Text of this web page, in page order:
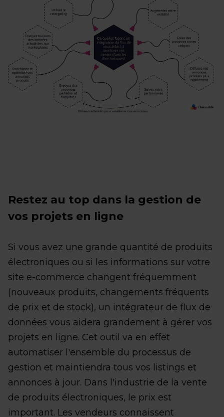
Restez au top dans la gestion de
vos projets en ligne
Si vous avez une grande quantité de produits
électroniques ou si les informations sur votre
site e-commerce changent fréquemment
(nouveaux produits, changements fréquents
de prix et de stock), un intégrateur de flux de
données vous aidera grandement à gérer vos
projets en ligne. Cet outil va en effet
automatiser l'ensemble du processus de
gestion et maintiendra tous vos listings et
annonces à jour. Dans l'industrie de la vente
de produits électroniques, le prix est
important. Les vendeurs connaissent